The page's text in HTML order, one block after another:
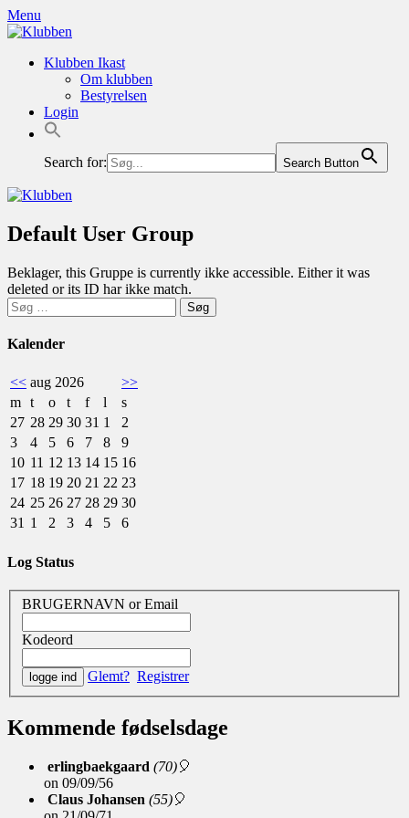
Skip
to
Skip
to
Menu
Klubben Ikast
Om klubben
Bestyrelsen
Login
Search for: Search Button
Default User Group
Beklager, this Gruppe is currently ikke accessible. Either it was
deleted or its ID har ikke match.
Søg
efter:
Kalender
<< aug 2026
>>
m t o t f l
s
27 28 29 30 31 1
2
3
4 5 6 7 8
9
10 11 12 13 14 15 16
17 18 19 20 21 22 23
24 25 26 27 28 29 30
31 1 2 3 4 5 6
Log Status
BRUGERNAVN or Email
Kodeord
Glemt? Registrer
Kommende fødselsdage
erlingbaekgaard (70)🎈
on 09/09/56
Claus Johansen (55)🎈